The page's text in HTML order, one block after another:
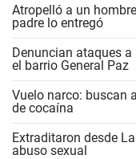
Atropelló a un
padre lo entregó
Denuncian ataques
el barrio General Paz
Vuelo narco: buscan
de cocaína
Extraditaron desde
abuso sexual